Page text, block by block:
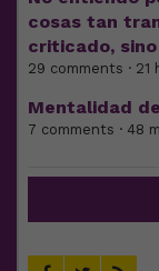
cosas tan
criticado,
29 comments · 21
Mentalidad de
7 comments · 48